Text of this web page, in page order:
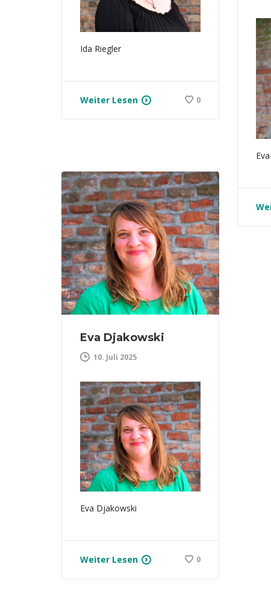
Ida Riegler
Weiter Lesen 0
Eva Djakowski
10. Juli 2025
Eva Djakowski
Weiter Lesen 0